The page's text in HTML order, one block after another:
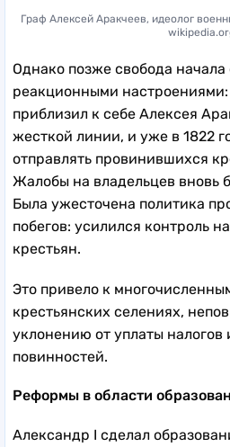
Граф Алексей Аракчеев, идеолог
Однако позже свобода начала
реакционными
приблизил к себе Алексея
жесткой линии, и уже в 1822
отправлять провинившихся
Жалобы на владельцев вновь
Была ужесточена политика
побегов: усилился контроль
крестьян.
Это привело к
крестьянских селениях,
уклонению от уплаты налогов
повинностей.
Реформы в области
Александр I сделал